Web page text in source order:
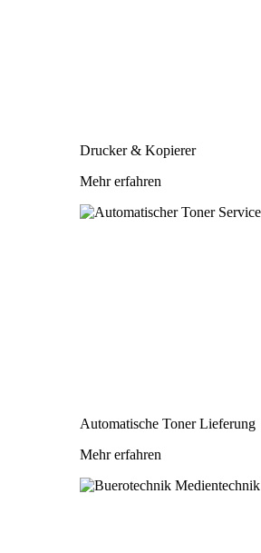
Drucker & Kopierer
Mehr erfahren
Automatische Toner Lieferung
Mehr erfahren